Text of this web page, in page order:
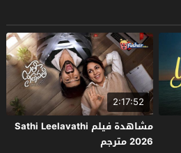
2:17:52
مشاهدة فيلم Sathi Leelavathi
2026 مترجم